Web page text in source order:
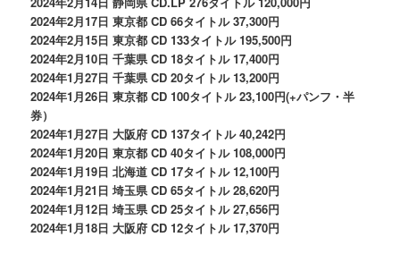
2024年2月17日 東京都 CD 66タイトル 37,300円
2024年2月15日 東京都 CD 133タイトル 195,500円
2024年2月10日 千葉県 CD 18タイトル 17,400円
2024年1月27日 千葉県 CD 20タイトル 13,200円
2024年1月26日 東京都 CD 100タイトル 23,100円(+パンフ・半
券）
2024年1月27日 大阪府 CD 137タイトル 40,242円
2024年1月20日 東京都 CD 40タイトル 108,000円
2024年1月19日 北海道 CD 17タイトル 12,100円
2024年1月21日 埼玉県 CD 65タイトル 28,620円
2024年1月12日 埼玉県 CD 25タイトル 27,656円
2024年1月18日 大阪府 CD 12タイトル 17,370円